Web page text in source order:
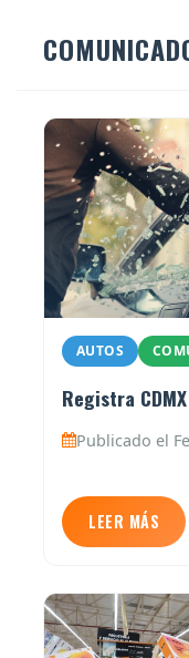
AUTOS
Registra
Publicado el
LEER MÁS